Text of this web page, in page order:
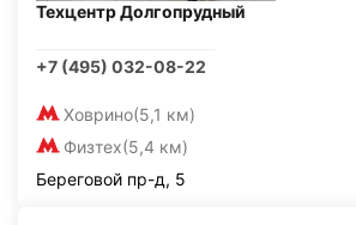
Техцентр Долгопрудный
+7 (495) 032-08-22
Ховрино(5,1 км)
Физтех(5,4 км)
Береговой пр-д, 5